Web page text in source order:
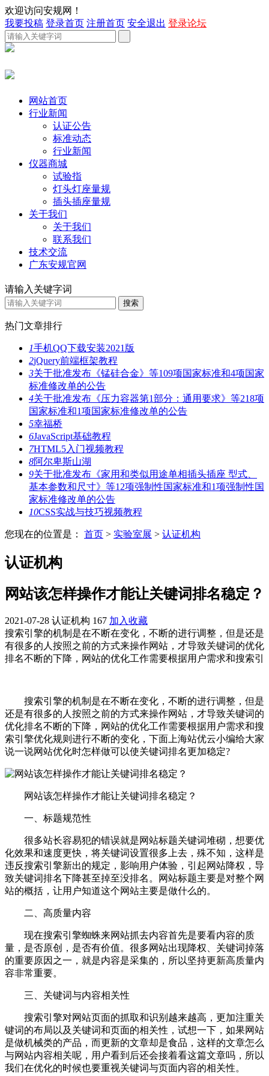
欢迎访问安规网！
我要投稿 登录首页 注册首页 安全退出 登录论坛
网站首页
行业新闻
认证公告
标准动态
行业新闻
仪器商城
试验指
灯头灯座量规
插头插座量规
关于我们
关于我们
联系我们
技术交流
广东安规官网
请输入关键字词
热门文章排行
1手机QQ下载安装2021版
2jQuery前端框架教程
3关于批准发布《锰硅合金》等109项国家标准和4项国家
标准修改单的公告
4关于批准发布《压力容器第1部分：通用要求》等218项
国家标准和1项国家标准修改单的公告
5幸福桥
6JavaScript基础教程
7HTML5入门视频教程
8阿尔卑斯山湖
9关于批准发布《家用和类似用途单相插头插座 型式、
基本参数和尺寸》等12项强制性国家标准和1项强制性国
家标准修改单的公告
10CSS实战与技巧视频教程
您现在的位置是： 首页 > 实验室展 > 认证机构
认证机构
网站该怎样操作才能让关键词排名稳定？
2021-07-28 认证机构 167 加入收藏
搜索引擎的机制是在不断在变化，不断的进行调整，但是还是
有很多的人按照之前的方式来操作网站，才导致关键词的优化
排名不断的下降，网站的优化工作需要根据用户需求和搜索引
搜索引擎的机制是在不断在变化，不断的进行调整，但是
还是有很多的人按照之前的方式来操作网站，才导致关键词的
优化排名不断的下降，网站的优化工作需要根据用户需求和搜
索引擎优化规则进行不断的变化，下面上海站优云小编给大家
说一说网站优化时怎样做可以使关键词排名更加稳定?
网站该怎样操作才能让关键词排名稳定？
一、标题规范性
很多站长容易犯的错误就是网站标题关键词堆砌，想要优
化效果和速度更快，将关键词设置很多上去，殊不知，这样是
违反搜索引擎新出的规定，影响用户体验，引起网站降权，导
致关键词排名下降甚至掉至没排名。网站标题主要是对整个网
站的概括，让用户知道这个网站主要是做什么的。
二、高质量内容
现在搜索引擎蜘蛛来网站抓去内容首先是要看内容的质
量，是否原创，是否有价值。很多网站出现降权、关键词掉落
的重要原因之一，就是内容是采集的，所以坚持更新高质量内
容非常重要。
三、关键词与内容相关性
搜索引擎对网站页面的抓取和识别越来越高，更加注重关
键词的布局以及关键词和页面的相关性，试想一下，如果网站
是做机械类的产品，而更新的文章却是食品，这样的文章怎么
与网站内容相关呢，用户看到后还会接着看这篇文章吗，所以
我们在优化的时候也要重视关键词与页面内容的相关性。